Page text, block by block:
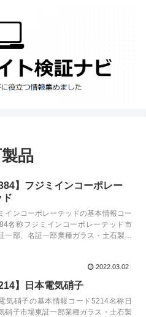
品
】フジミインコーポレー
ド
インコーポレーテッドの基本情報コー
名称フジミインコーポレーテッド市
一部、名証一部業種ガラス・土石製品
長代表者関 敬史設立1953年3月...2022.03.02
】日本電気硝子
気硝子の基本情報コード5214名称日
硝子市場東証一部業種ガラス・土石製